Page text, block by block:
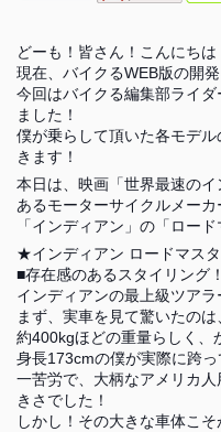
どーも！皆さん！こんにちは
現在、バイクるWEB版の開
今回はバイクる編集部ライ
ました！
僕が乗らして頂いた各モデ
きます！
本日は、映画「世界最速の
あるモーターサイクルメーカ
「インディアン」の「ロー
★インディアン ロードマス
■存在感のあるスタイリング！
インディアンの最上級ツア
まず、実車を見て驚いたのは
約400kgほどの重量らしく、
身長173cmの僕が実際に跨
一苦労で、大柄なアメリカ
きさでした！
しかし！その大きな車体こ